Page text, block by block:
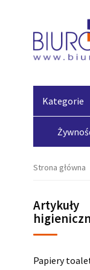
Kategorie
Strona główna
Artykuły
Papiery